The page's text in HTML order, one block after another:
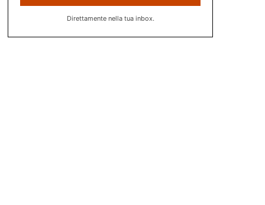
Direttamente nella tua inbox.